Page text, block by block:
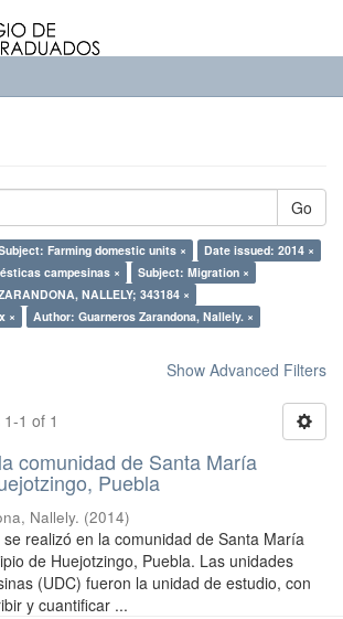
Go
Farming domestic units ×
Date issued: 2014 ×
campesinas ×
Subject: Migration ×
NALLELY; 343184 ×
×
Author: Guarneros Zarandona, Nallely. ×
Show Advanced Filters
1 of 1
comunidad de Santa María
Puebla
Nallely. (2014)
realizó en la comunidad de Santa María
de Huejotzingo, Puebla. Las unidades
(UDC) fueron la unidad de estudio, con
y cuantificar ...